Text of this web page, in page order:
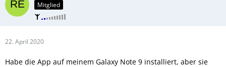
Mitglied
22. April 2020
Habe die App auf meinem Galaxy Note 9 installiert, aber sie